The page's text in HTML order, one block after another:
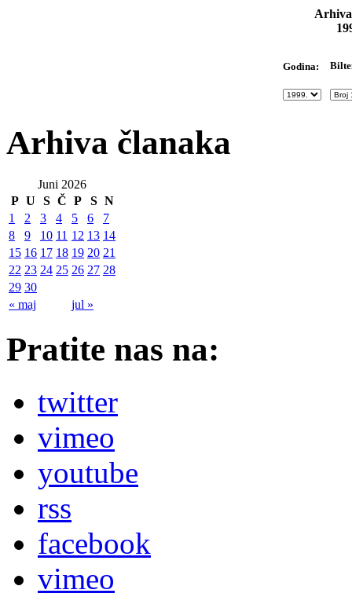
Godina:
Arhiva članaka
Juni 2026
P U S Č P S N
« maj jul »
1 2 3 4 5 6
7
8
9 10 11 12 13 14
15 16 17 18 19 20 21
22 23 24 25 26 27 28
29 30
Pratite nas na:
twitter
vimeo
youtube
rss
facebook
vimeo